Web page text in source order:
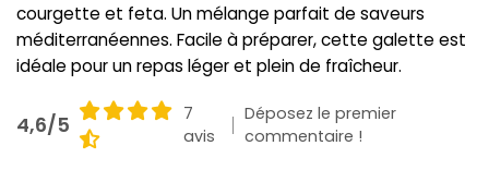
L'actu cuisine
Connexion
courgette et feta. Un mélange parfait de saveurs
méditerranéennes. Facile à préparer, cette galette est
idéale pour un repas léger et plein de fraîcheur.
4,6/5
7
avis
Déposez le premier
commentaire !